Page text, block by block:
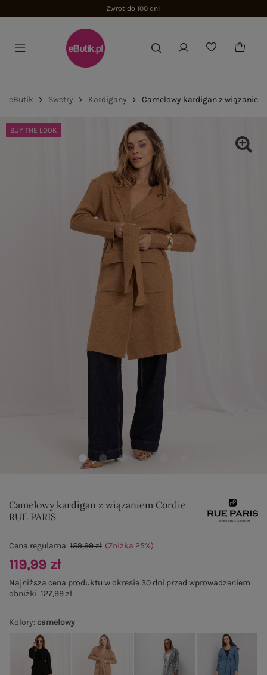
Zwrot do 100 dni
eButik Swetry Kardigany Camelowy kardigan z wiązaniem
BUY THE LOOK
Camelowy kardigan z wiązaniem Cordie
RUE PARIS
Kolory: camelowy
Cena regularna:159,99 zł (Zniżka 25%)
119,99 zł
Najniższa cena produktu w okresie 30 dni przed wprowadzeniem
obniżki:127,99 zł